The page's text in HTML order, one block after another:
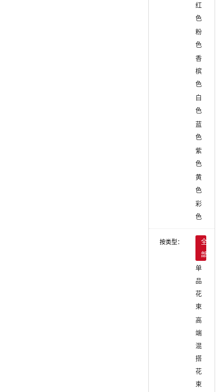
红
色
粉
色
香
槟
色
白
色
蓝
色
紫
色
黄
色
彩
色
按类型：
全
部
单
品
花
束
高
端
混
搭
花
束